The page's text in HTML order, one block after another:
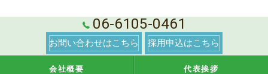
06-6105-0461
お問い合わせはこちら 採用申込はこちら
会社概要 代表挨拶